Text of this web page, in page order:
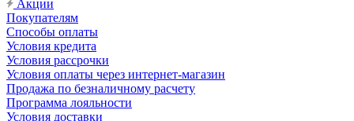
Акции
Покупателям
Способы оплаты
Условия кредита
Условия рассрочки
Условия оплаты через интернет-магазин
Продажа по безналичному расчету
Программа лояльности
Условия доставки